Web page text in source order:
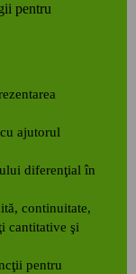
pentru
ajutorul
diferenţial în
continuitate,
cantitative şi
pentru